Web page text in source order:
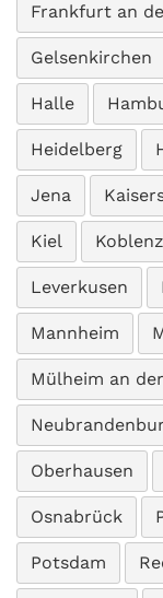
Frankfurt an
Gelsenkirchen
Halle
Heidelberg
Jena
Kiel Koblenz
Leverkusen
Mannheim
Mülheim an
Oberhausen
Osnabrück
Potsdam